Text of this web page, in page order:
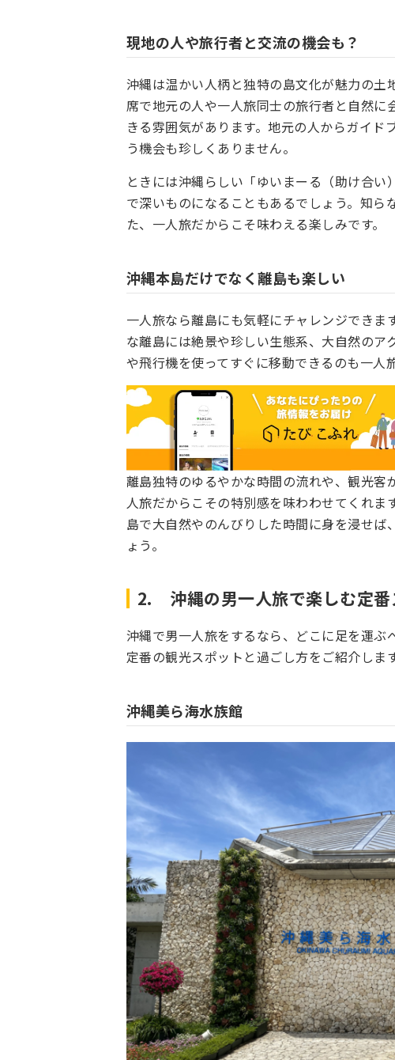
現地の人や旅行者と交流の機会も？
沖縄は温かい人柄と独特の島文化が魅力の土
席で地元の人や一人旅同士の旅行者と自然
きる雰囲気があります。地元の人からガイド
う機会も珍しくありません。
ときには沖縄らしい「ゆいまーる（助け合
で深いものになることもあるでしょう。知ら
た、一人旅だからこそ味わえる楽しみです。
沖縄本島だけでなく離島も楽しい
一人旅なら離島にも気軽にチャレンジできま
な離島には絶景や珍しい生態系、大自然のア
や飛行機を使ってすぐに移動できるのも一人
離島独特のゆるやかな時間の流れや、観光
人旅だからこその特別感を味わわせてくれ
島で大自然やのんびりした時間に身を浸せ
ょう。
2. 沖縄の男一人旅で楽しむ定番
沖縄で男一人旅をするなら、どこに足を運ぶ
定番の観光スポットと過ごし方をご紹介します
沖縄美ら海水族館